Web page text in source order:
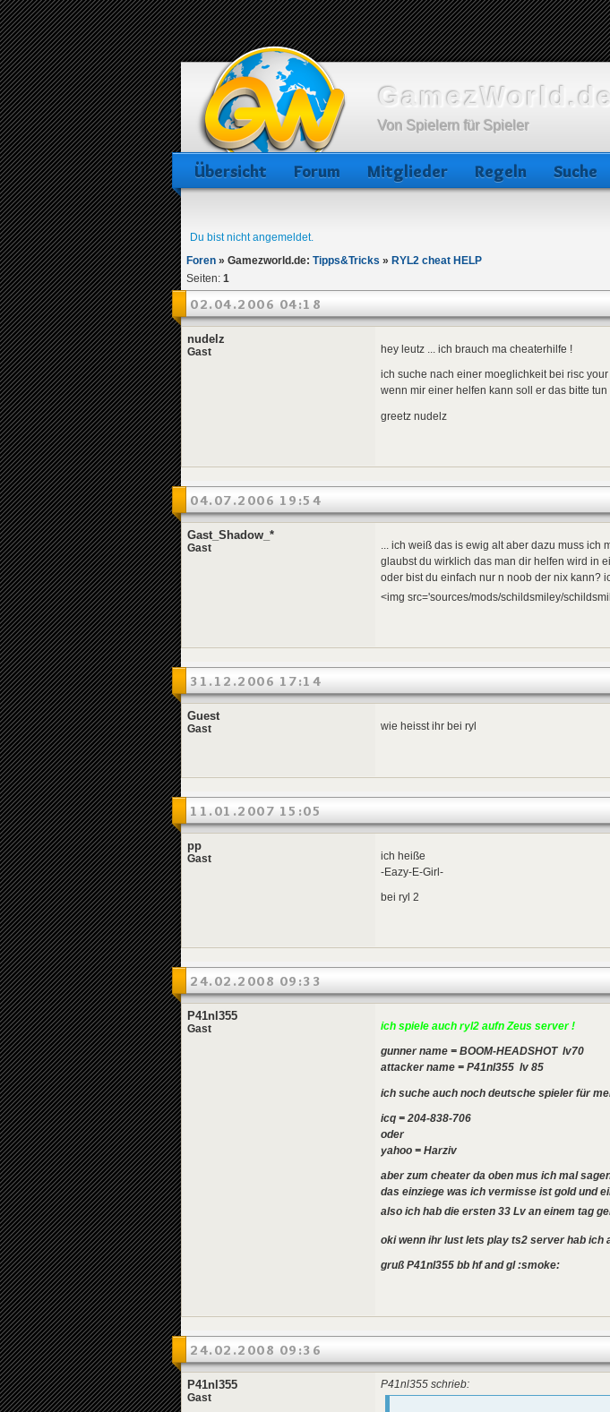
Von Spielern für Spieler
Übersicht Forum Mitglieder Regeln Suche
Du bist nicht angemeldet.
Foren » Gamezworld.de: Tipps&Tricks » RYL2 cheat HELP
Seiten: 1
02.04.2006 04:18
nudelz
Gast hey leutz ... ich brauch ma cheaterhilfe !
ich suche nach einer moeglichkeit bei risc
wenn mir einer helfen kann soll er das bitte tun
greetz nudelz
04.07.2006 19:54
Gast_Shadow_*
Gast
... ich weiß das is ewig alt aber dazu muss ich
glaubst du wirklich das man dir helfen wird in
oder bist du einfach nur n noob der nix kann?
<img src='sources/mods/schildsmiley/
31.12.2006 17:14
Guest
Gast wie heisst ihr bei ryl
11.01.2007 15:05
pp
Gast
ich heiße
-Eazy-E-Girl-
bei ryl 2
24.02.2008 09:33
P41nl355
Gast ich spiele auch ryl2 aufn Zeus server !
gunner name = BOOM-HEADSHOT lv70
attacker name = P41nl355 lv 85
ich suche auch noch deutsche spieler für
icq = 204-838-706
oder
yahoo = Harziv
aber zum cheater da oben mus ich mal
das einziege was ich vermisse ist gold und
also ich hab die ersten 33 Lv an einem tag
oki wenn ihr lust lets play ts2 server hab ich
gruß P41nl355 bb hf and gl :smoke:
24.02.2008 09:36
P41nl355
Gast
P41nl355 schrieb: